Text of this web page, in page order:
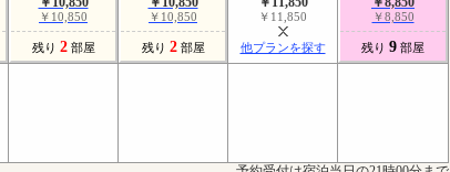
￥10,850
残り 2 部屋
￥10,850
残り 2 部屋
￥11,850
他プランを探す
￥8,850
残り 9 部屋